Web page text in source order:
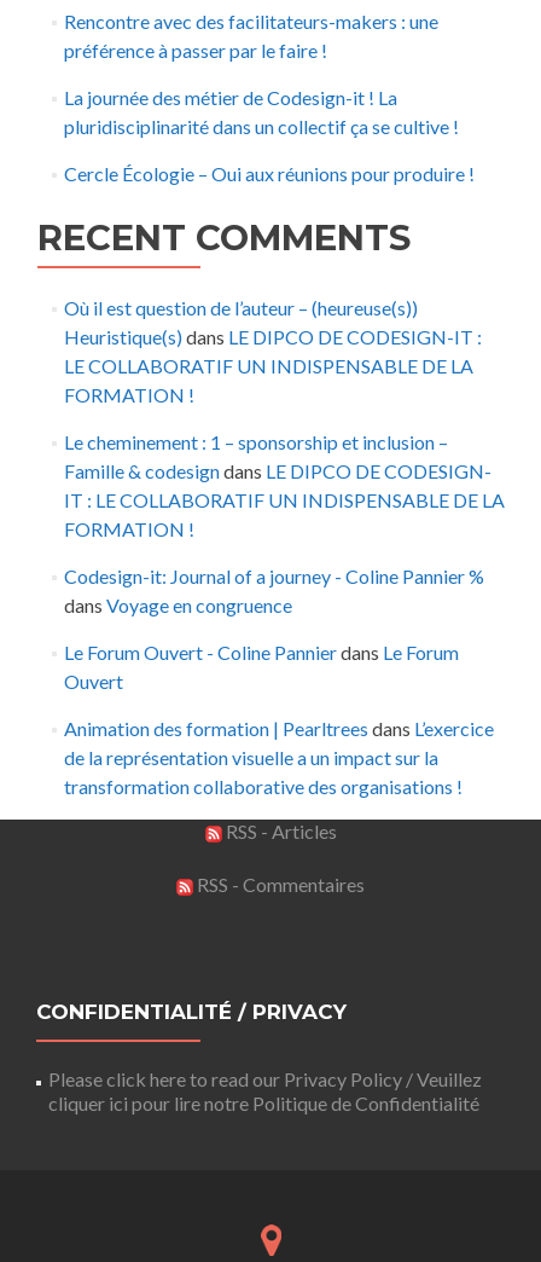
Rencontre avec des facilitateurs-makers : une
préférence à passer par le faire !
La journée des métier de Codesign-it ! La
pluridisciplinarité dans un collectif ça se cultive !
Cercle Écologie – Oui aux réunions pour produire !
RECENT COMMENTS
Où il est question de l’auteur – (heureuse(s))
Heuristique(s)dans LE DIPCO DE CODESIGN-IT :
LE COLLABORATIF UN INDISPENSABLE DE LA
FORMATION !
Le cheminement : 1 – sponsorship et inclusion –
Famille & codesigndans LE DIPCO DE CODESIGN-
IT : LE COLLABORATIF UN INDISPENSABLE DE LA
FORMATION !
Codesign-it: Journal of a journey - Coline Pannier %
dans Voyage en congruence
Le Forum Ouvert - Coline Pannierdans Le Forum
Ouvert
Animation des formation | Pearltrees dans L’exercice
de la représentation visuelle a un impact sur la
transformation collaborative des organisations !
RSS - Articles
RSS - Commentaires
CONFIDENTIALITÉ / PRIVACY
Please click here to read our Privacy Policy / Veuillez
cliquer ici pour lire notre Politique de Confidentialité